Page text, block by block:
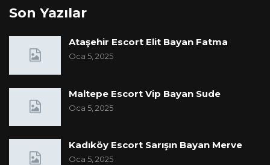
Son Yazılar
Ataşehir Escort Elit Bayan Fatma
Oca 5, 2025
Maltepe Escort Vip Bayan Sude
Oca 5, 2025
Kadıköy Escort Sarışın Bayan Merve
Oca 5, 2025